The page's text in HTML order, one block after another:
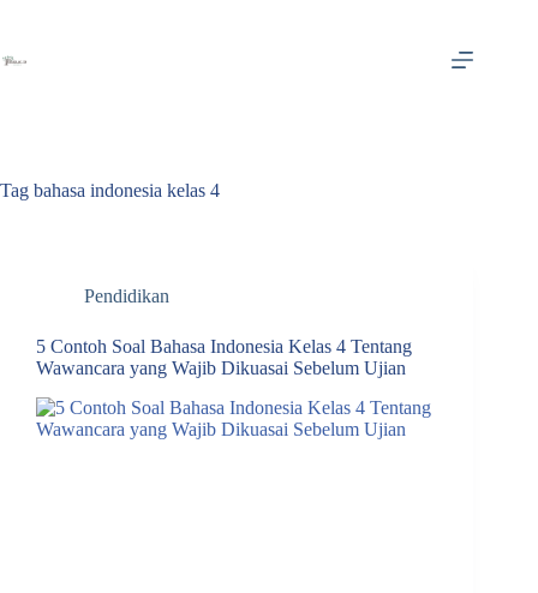
content
Tag bahasa indonesia kelas 4
Pendidikan
5 Contoh Soal Bahasa Indonesia Kelas 4 Tentang
Wawancara yang Wajib Dikuasai Sebelum Ujian